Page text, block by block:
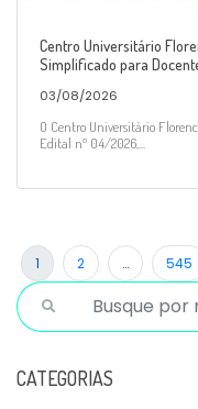
Centro Universitário
Simplificado para
03/08/2026
O Centro Universitário
Edital nº 04/2026,...
1 2 … 545
CATEGORIAS